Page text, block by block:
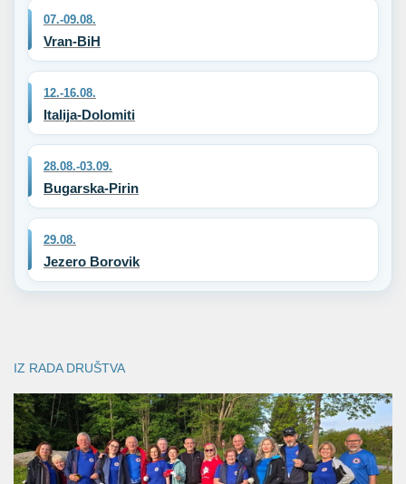
07.-09.08.
Vran-BiH
12.-16.08.
Italija-Dolomiti
28.08.-03.09.
Bugarska-Pirin
29.08.
Jezero Borovik
IZ RADA DRUŠTVA